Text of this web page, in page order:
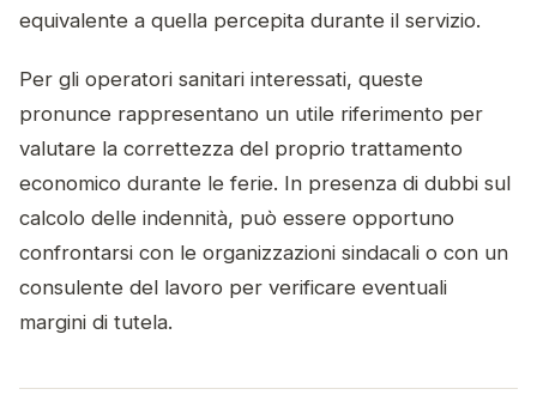
equivalente a quella percepita durante il servizio.
Per gli operatori sanitari interessati, queste
pronunce rappresentano un utile riferimento per
valutare la correttezza del proprio trattamento
economico durante le ferie. In presenza di dubbi sul
calcolo delle indennità, può essere opportuno
confrontarsi con le organizzazioni sindacali o con un
consulente del lavoro per verificare eventuali
margini di tutela.